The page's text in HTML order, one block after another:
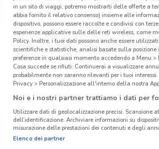
in un sito di viaggi, potremo mostrarti delle offerte a
abbia fornito il relativo consenso) insieme alle
dispositivo, possono essere raccolte e condivisi con
esperienze applicative sulle delle reti wireless, come
Policy. Inoltre, i tuoi dati possono anche essere
scientifiche e statistiche, analisi basate sulla
preferenze in qualsiasi momento accedendo a Menu
Cosa succede se rifiuti: Continuerai a visualizzare
probabilmente non saranno rilevanti per i tuoi
Privacy > Personalizzazione all'interno della nostra
Noi e i nostri partner trattiamo i dati per
Utilizzare dati di geolocalizzazione precisi. Scansione
dell’identificazione. Archiviare informazioni su
misurazione delle prestazioni dei contenuti e degli
Elenco dei partner